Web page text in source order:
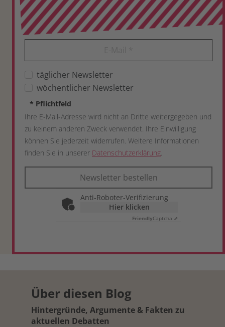
täglicher Newsletter
wöchentlicher Newsletter
* Pflichtfeld
Ihre E-Mail-Adresse wird nicht an Dritte weitergegeben und
zu keinem anderen Zweck verwendet. Ihre Einwilligung
können Sie jederzeit widerrufen. Weitere Informationen
finden Sie in unserer Datenschutzerklärung.
Newsletter bestellen
Anti-Roboter-Verifizierung
Hier klicken
FriendlyCaptcha ⇗
Über diesen Blog
Hintergründe, Argumente & Fakten zu
aktuellen Debatten